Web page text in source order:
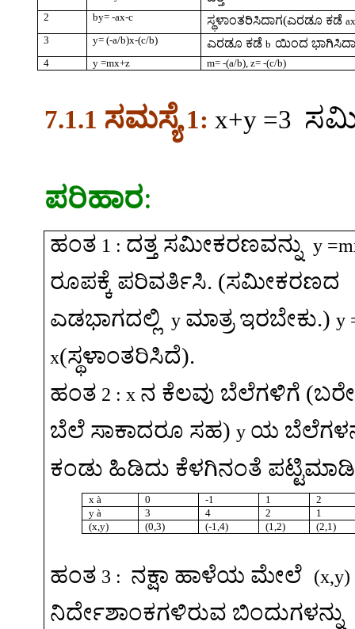
2 by= -ax-c ಸ್ಥಳಾಂತರಿಸಿದಾಗ(ಎರಡೂ ಕಡೆ
3
y= (-a/b)x-(c/b) ಎರಡೂ ಕಡೆb ಯಿಂದ
4 y =mx+z m= -(a/b), z= -(c/b)
7.1.1 ಸಮಸ್ಯೆ 1: x+y =3
ಪರಿಹಾರ:
ಹಂತ 1 : ದತ್ತ ಸಮೀಕರಣವನ್ನು y
ರೂಪಕ್ಕೆ ಪರಿವರ್ತಿಸಿ. (ಸಮೀಕರಣದ
ಎಡಭಾಗದಲ್ಲಿ y ಮಾತ್ರ ಇರಬೇಕು.)y
x(ಸ್ಥಳಾಂತರಿಸಿದೆ).
ಹಂತ 2 : x ನ ಕೆಲವು ಬೆಲೆಗಳಿಗೆ (ಬರೇ
ಬೆಲೆ ಸಾಕಾದರೂ ಸಹ)y ಯ
ಕಂಡು ಹಿಡಿದು ಕೆಳಗಿನಂತೆ ಪಟ್ಟಿಮಾಡಿ
x à 0 -1 1
2
y à 3 4 2
1
(x,y)
(0,3) (-1,4) (1,2) (2,1)
ಹಂತ 3 : ನಕ್ಷಾ ಹಾಳೆಯ ಮೇಲೆ (x,y)
ನಿರ್ದೇಶಾಂಕಗಳಿರುವ ಬಿಂದುಗಳನ್ನು